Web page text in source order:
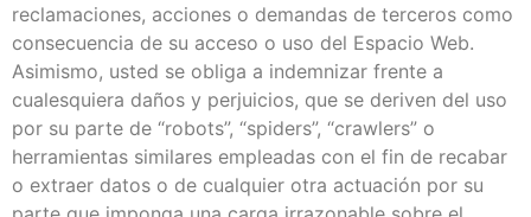
reclamaciones, acciones o demandas de terceros como
consecuencia de su acceso o uso del Espacio Web.
Asimismo, usted se obliga a indemnizar frente a
cualesquiera daños y perjuicios, que se deriven del uso
por su parte de “robots”, “spiders”, “crawlers” o
herramientas similares empleadas con el fin de recabar
o extraer datos o de cualquier otra actuación por su